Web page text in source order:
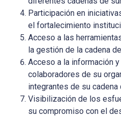
Participación en
el fortalecimiento
Acceso a las
la gestión de la cadena
Acceso a la información
colaboradores de su
integrantes de su
Visibilización de los
su compromiso con el